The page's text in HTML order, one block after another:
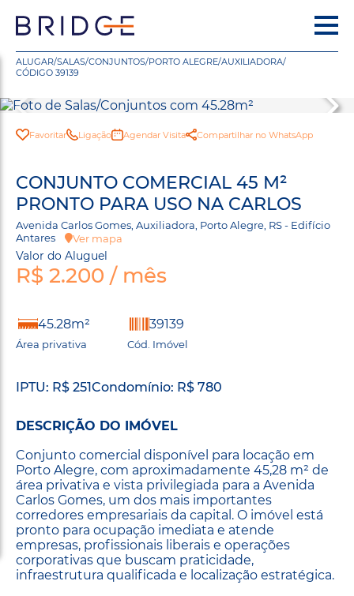
ALUGAR/SALAS/CONJUNTOS/PORTO ALEGRE/AUXILIADORA/
CÓDIGO 39139
Favoritar Ligação Agendar Visita Compartilhar no WhatsApp
CONJUNTO COMERCIAL 45 M²
PRONTO PARA USO NA CARLOS
Avenida Carlos Gomes, Auxiliadora, Porto Alegre, RS - Edifício
Antares
Ver mapa
Valor do Aluguel
R$ 2.200 / mês
45.28m²
Área privativa
39139
Cód. Imóvel
IPTU: R$ 251Condomínio: R$ 780
DESCRIÇÃO DO IMÓVEL
Conjunto comercial disponível para locação em
Porto Alegre, com aproximadamente 45,28 m² de
área privativa e vista privilegiada para a Avenida
Carlos Gomes, um dos mais importantes
corredores empresariais da capital. O imóvel está
pronto para ocupação imediata e atende
empresas, profissionais liberais e operações
corporativas que buscam praticidade,
infraestrutura qualificada e localização estratégica.